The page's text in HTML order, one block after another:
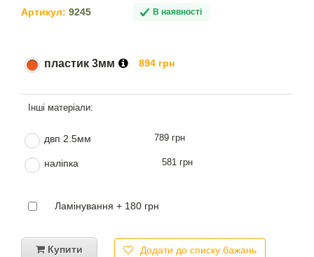
Артикул: 9245 В наявності
пластик 3мм 894 грн
двп 2.5мм 789 грн
наліпка 581 грн
Ламінування + 180 грн
Купити Додати до списку бажань